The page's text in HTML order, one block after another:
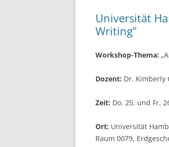
o
k
Universität
Writing”
Workshop-Thema:
Dozent: Dr. Kimberly
Zeit: Do. 25. und Fr.
Ort: Universität
Raum 0079,